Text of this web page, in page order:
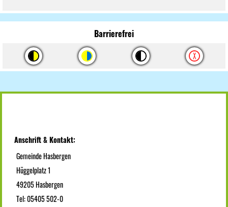
Barrierefrei
Anschrift & Kontakt:
Gemeinde Hasbergen
Hüggelplatz 1
49205 Hasbergen
Tel: 05405 502-0